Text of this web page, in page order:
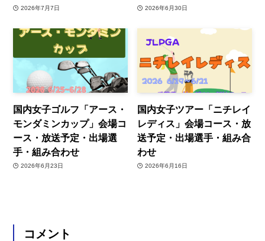
2026年7月7日 2026年6月30日
国内女子ゴルフ「アース・
モンダミンカップ」会場コ
ース・放送予定・出場選
手・組み合わせ
2026年6月23日
国内女子ツアー「ニチレイ
レディス」会場コース・放
送予定・出場選手・組み合
わせ
2026年6月16日
コメント